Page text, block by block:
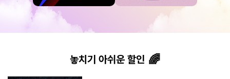
놓치기 아쉬운 할인